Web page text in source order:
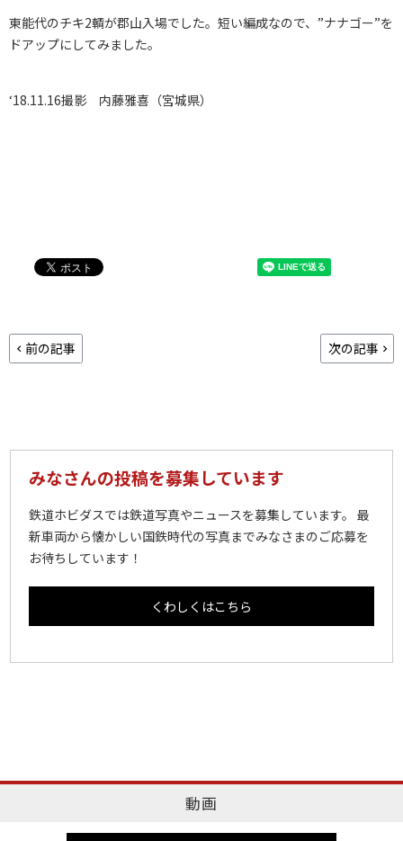
東能代のチキ2輌が郡山入場でした。短い編成なので、”ナナゴー”を
ドアップにしてみました。
‘18.11.16撮影 内藤雅喜（宮城県）
前の記事 次の記事
みなさんの投稿を募集しています
鉄道ホビダスでは鉄道写真やニュースを募集しています。 最
新車両から懐かしい国鉄時代の写真までみなさまのご応募を
お待ちしています！
くわしくはこちら
動画